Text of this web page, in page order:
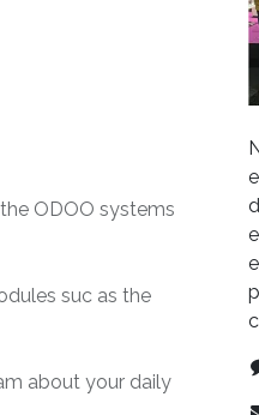
ODOO systems
suc as the
about your daily